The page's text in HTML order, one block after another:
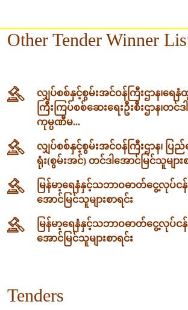
Other Tender Winner
လျှပ်စစ်နှင့်စွမ်းအင်ဝန်ကြီးဌာန၊‌ရေ
ကြီးကြပ်စစ်ဆေးရေးဦးစီးဌာန၊တင်
ကုမ္ပဏီမ...
လျှပ်စစ်နှင့်စွမ်းအင်ဝန်ကြီးဌာန၊ ပြ
ရုံး(စွမ်းအင်) တင်ဒါအောင်မြင်သူများ
မြန်မာ့ရေနံနှင့်သဘာဝဓာတ်ငွေ့လုပ်ငန်း
အောင်မြင်သူများစာရင်း
မြန်မာ့ရေနံနှင့်သဘာဝဓာတ်ငွေ့လုပ်ငန်း
အောင်မြင်သူများစာရင်း
Tenders